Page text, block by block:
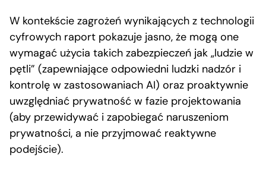
W kontekście zagrożeń wynikających z technologii
cyfrowych raport pokazuje jasno, że mogą one
wymagać użycia takich zabezpieczeń jak „ludzie w
pętli” (zapewniające odpowiedni ludzki nadzór i
kontrolę w zastosowaniach AI) oraz proaktywnie
uwzględniać prywatność w fazie projektowania
(aby przewidywać i zapobiegać naruszeniom
prywatności, a nie przyjmować reaktywne
podejście).